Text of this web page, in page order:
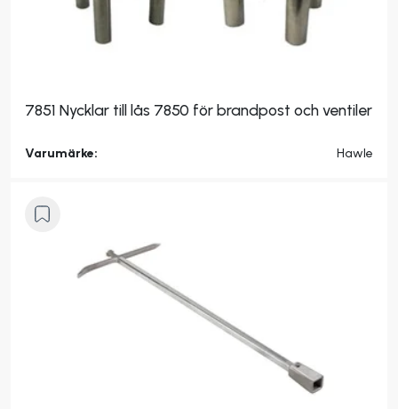
7851 Nycklar till lås 7850 för brandpost och ventiler
Varumärke: Hawle